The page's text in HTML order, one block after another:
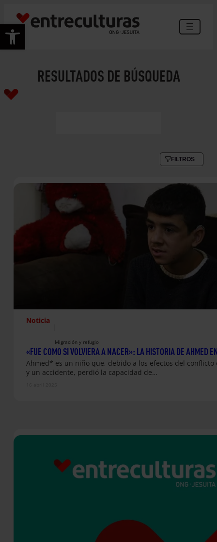
Abrir barra de herramientas
RESULTADOS DE BÚSQUEDA
FILTROS
Noticia
Migración y refugio
«FUE COMO SI VOLVIERA A NACER»: LA HISTORIA DE AHMED
Ahmed* es un niño que, debido a los efectos del conflicto
y un accidente, perdió la capacidad de…